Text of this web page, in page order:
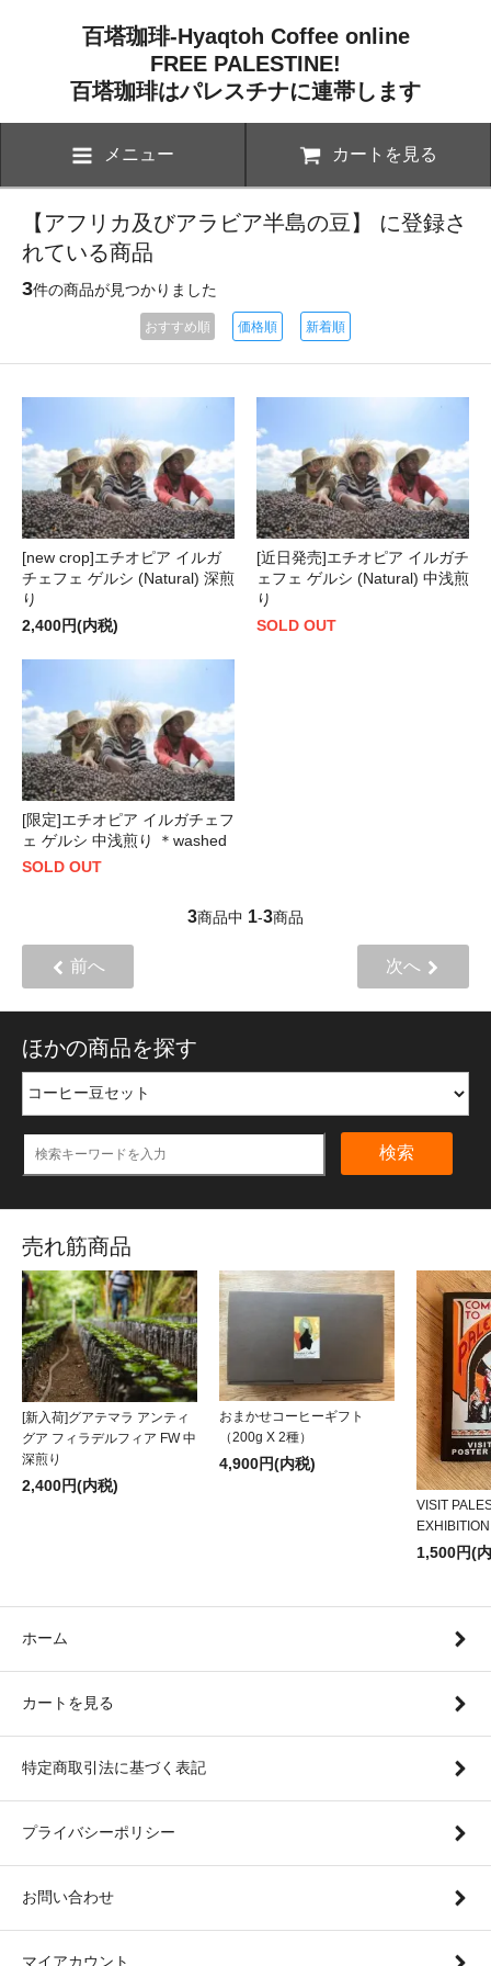
百塔珈琲-Hyaqtoh Coffee online
FREE PALESTINE!
百塔珈琲はパレスチナに連帯します
メニュー カートを見る
【アフリカ及びアラビア半島の豆】 に登録さ
れている商品
3件の商品が見つかりました
おすすめ順 価格順 新着順
[new crop]エチオピア イルガ
チェフェ ゲルシ (Natural) 深煎
り
2,400円(内税)
[近日発売]エチオピア イルガチ
ェフェ ゲルシ (Natural) 中浅煎
り
SOLD OUT
[限定]エチオピア イルガチェフ
ェ ゲルシ 中浅煎り ＊washed
SOLD OUT
3商品中 1-3商品
前へ 次へ
ほかの商品を探す
検索
売れ筋商品
[新入荷]グアテマラ アンティ
グア フィラデルフィア FW 中
深煎り
2,400円(内税)
おまかせコーヒーギフト
（200g X 2種）
4,900円(内税)
VISIT
1,500円(
ホーム
カートを見る
特定商取引法に基づく表記
プライバシーポリシー
お問い合わせ
マイアカウント